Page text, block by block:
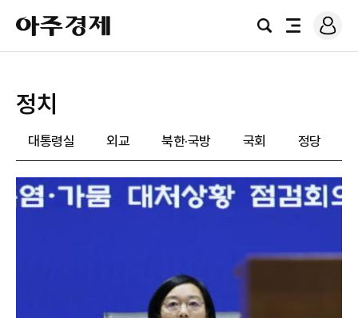
아
주
경
검
전
로
그
정치
대통령실 외교 북한·국방 국회 정당